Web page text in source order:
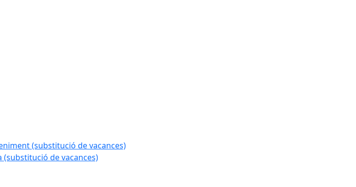
(substitució de vacances)
(substitució de vacances)